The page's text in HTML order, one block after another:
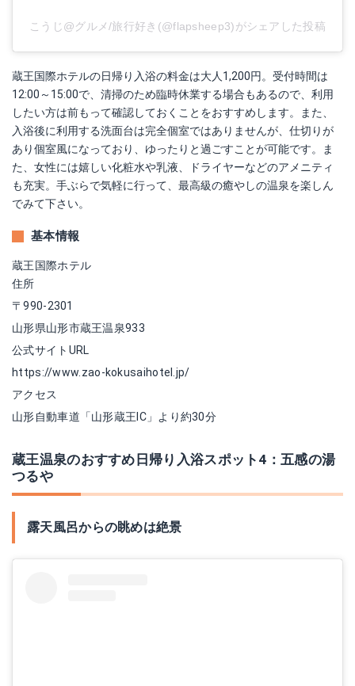
こうじ@グルメ/旅行好き(@flapsheep3)がシェアした投稿
蔵王国際ホテルの日帰り入浴の料金は大人1,200円。受付時間は
12:00～15:00で、清掃のため臨時休業する場合もあるので、利用
したい方は前もって確認しておくことをおすすめします。また、
入浴後に利用する洗面台は完全個室ではありませんが、仕切りが
あり個室風になっており、ゆったりと過ごすことが可能です。ま
た、女性には嬉しい化粧水や乳液、ドライヤーなどのアメニティ
も充実。手ぶらで気軽に行って、最高級の癒やしの温泉を楽しん
でみて下さい。
基本情報
蔵王国際ホテル
住所
〒990-2301
山形県山形市蔵王温泉933
公式サイトURL
https://www.zao-kokusaihotel.jp/
アクセス
山形自動車道「山形蔵王IC」より約30分
蔵王温泉のおすすめ日帰り入浴スポット4：五感の湯
つるや
露天風呂からの眺めは絶景